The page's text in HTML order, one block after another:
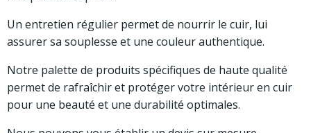
Un entretien régulier permet de nourrir le cuir, lui
assurer sa souplesse et une couleur authentique.
Notre palette de produits spécifiques de haute qualité
permet de rafraîchir et protéger votre intérieur en cuir
pour une beauté et une durabilité optimales.